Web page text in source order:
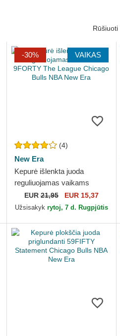
Rūšiuoti
-30% VAIKAS
(4)
New Era
Kepurė išlenkta juoda
reguliuojamas vaikams
9FORTY The League
Chicago Bulls NBA New Era
EUR21,95 EUR 15,37
Užsisakyk rytoj, 7 d. Rugpjūtis